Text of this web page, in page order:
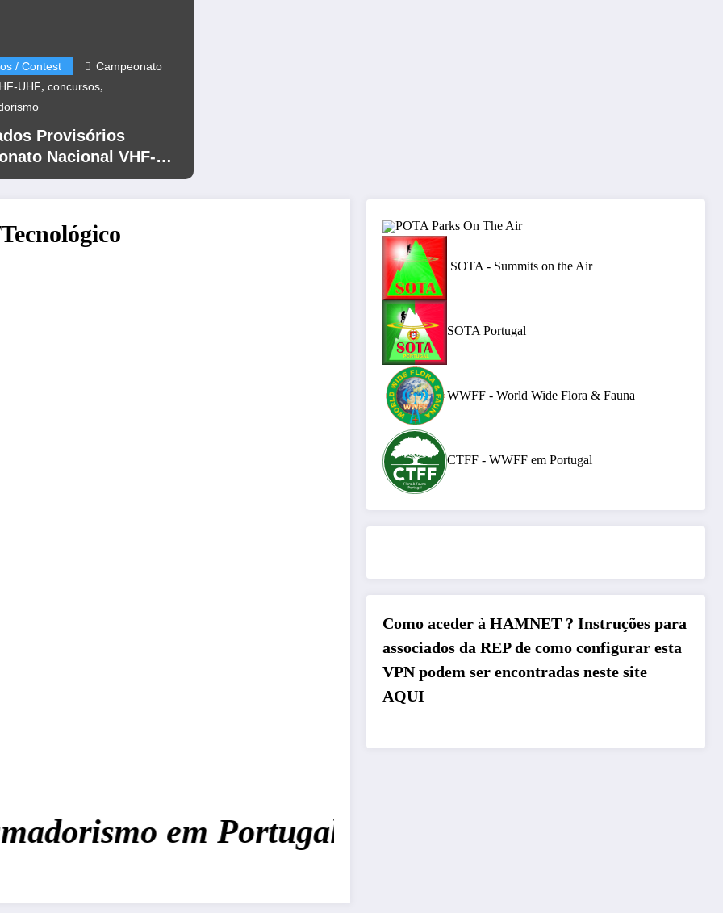
/ Contest
Campeonato
UHF, concursos,
Provisórios
Nacional VHF-
em Portugal!Juntem a nós ! Seja nosso
POTA Parks On The Air
SOTA - Summits on the Air
SOTA Portugal
WWFF - World Wide Flora & Fauna
CTFF - WWFF em Portugal
Como aceder à HAMNET ? Instruções para
associados da REP de como configurar esta
VPN podem ser encontradas neste site
AQUI